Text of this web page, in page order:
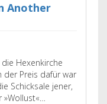
Another
Hexenkirche
der Preis dafür war
Schicksale jener,